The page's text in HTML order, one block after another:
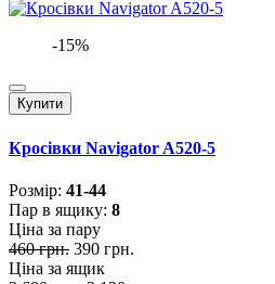
-15%
Купити
Кросівки Navigator A520-5
Розмiр: 41-44
Пар в ящику: 8
Ціна за пару
460 грн. 390 грн.
Ціна за ящик